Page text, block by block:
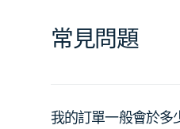
常見問題
我的訂單一般會於多